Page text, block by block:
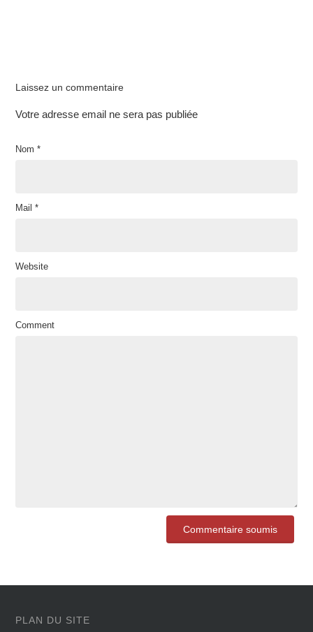
Laissez un commentaire
Votre adresse email ne sera pas publiée
Nom*
Mail*
Website
Comment
PLAN DU SITE